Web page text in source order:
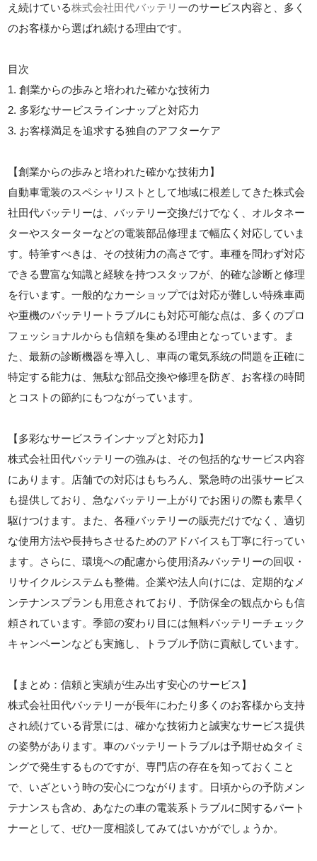
え続けている株式会社田代バッテリーのサービス内容と、多く
のお客様から選ばれ続ける理由です。
目次
1. 創業からの歩みと培われた確かな技術力
2. 多彩なサービスラインナップと対応力
3. お客様満足を追求する独自のアフターケア
【創業からの歩みと培われた確かな技術力】
自動車電装のスペシャリストとして地域に根差してきた株式会
社田代バッテリーは、バッテリー交換だけでなく、オルタネー
ターやスターターなどの電装部品修理まで幅広く対応していま
す。特筆すべきは、その技術力の高さです。車種を問わず対応
できる豊富な知識と経験を持つスタッフが、的確な診断と修理
を行います。一般的なカーショップでは対応が難しい特殊車両
や重機のバッテリートラブルにも対応可能な点は、多くのプロ
フェッショナルからも信頼を集める理由となっています。ま
た、最新の診断機器を導入し、車両の電気系統の問題を正確に
特定する能力は、無駄な部品交換や修理を防ぎ、お客様の時間
とコストの節約にもつながっています。
【多彩なサービスラインナップと対応力】
株式会社田代バッテリーの強みは、その包括的なサービス内容
にあります。店舗での対応はもちろん、緊急時の出張サービス
も提供しており、急なバッテリー上がりでお困りの際も素早く
駆けつけます。また、各種バッテリーの販売だけでなく、適切
な使用方法や長持ちさせるためのアドバイスも丁寧に行ってい
ます。さらに、環境への配慮から使用済みバッテリーの回収・
リサイクルシステムも整備。企業や法人向けには、定期的なメ
ンテナンスプランも用意されており、予防保全の観点からも信
頼されています。季節の変わり目には無料バッテリーチェック
キャンペーンなども実施し、トラブル予防に貢献しています。
【まとめ：信頼と実績が生み出す安心のサービス】
株式会社田代バッテリーが長年にわたり多くのお客様から支持
され続けている背景には、確かな技術力と誠実なサービス提供
の姿勢があります。車のバッテリートラブルは予期せぬタイミ
ングで発生するものですが、専門店の存在を知っておくこと
で、いざという時の安心につながります。日頃からの予防メン
テナンスも含め、あなたの車の電装系トラブルに関するパート
ナーとして、ぜひ一度相談してみてはいかがでしょうか。